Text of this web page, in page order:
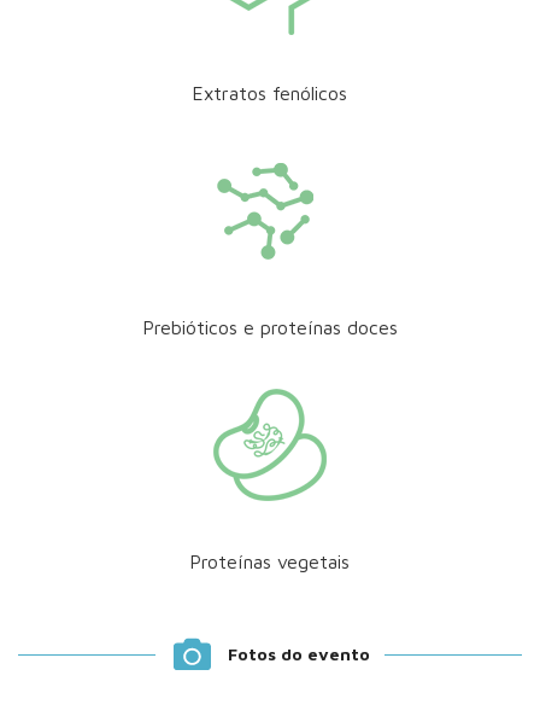
Extratos fenólicos
Prebióticos e proteínas doces
Proteínas vegetais
Fotos do evento